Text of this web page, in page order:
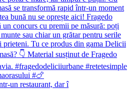
un restaurant, dar î